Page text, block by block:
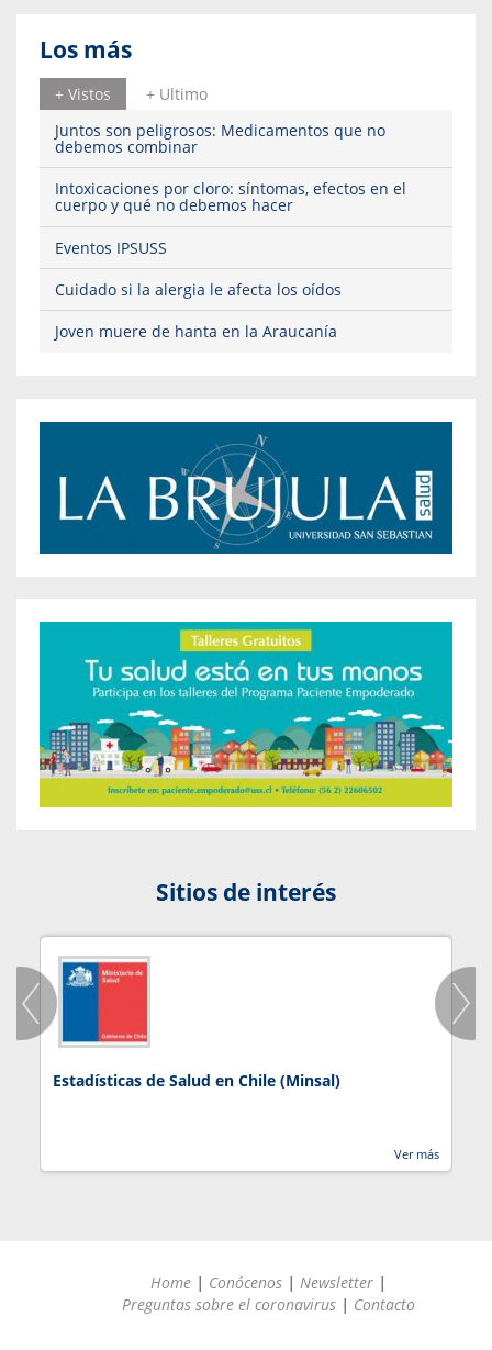
Los más
+ Vistos
+ Ultimo
Juntos son peligrosos: Medicamentos que no
debemos combinar
Intoxicaciones por cloro: síntomas, efectos en el
cuerpo y qué no debemos hacer
Eventos IPSUSS
Cuidado si la alergia le afecta los oídos
Joven muere de hanta en la Araucanía
Sitios de interés
Estadísticas de Salud en Chile (Minsal)
Ver más
Home | Conócenos | Newsletter |
Preguntas sobre el coronavirus | Contacto